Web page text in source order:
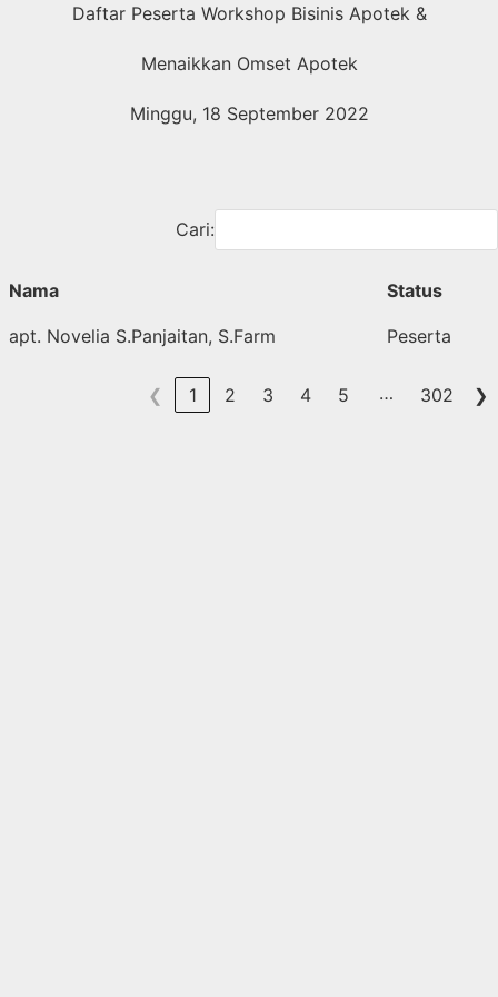
LangsungDaftar Peserta Workshop Bisinis Apotek &
Menaikkan Omset Apotek
Minggu, 18 September 2022
Cari:
Nama Status
apt. Novelia S.Panjaitan, S.Farm Peserta
❮ 1 2 3 4 5 … 302 ❯